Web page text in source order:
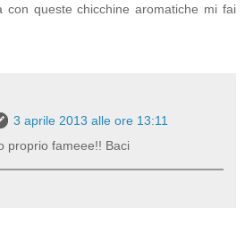
con queste chicchine aromatiche mi fai
3 aprile 2013 alle ore 13:11
proprio fameee!! Baci